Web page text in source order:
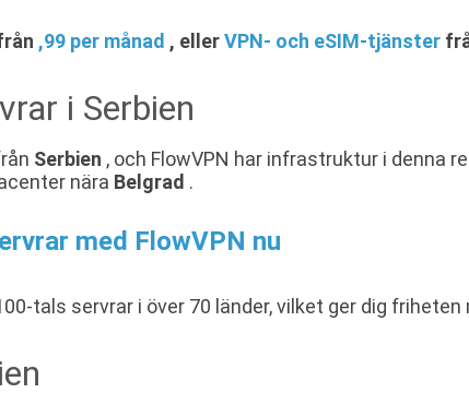
,99 per månad , ellerVPN- och eSIM-tjänster
i Serbien
Serbien , och FlowVPN har infrastruktur i denna
nära Belgrad .
med FlowVPN nu
tals servrar i över 70 länder, vilket ger dig